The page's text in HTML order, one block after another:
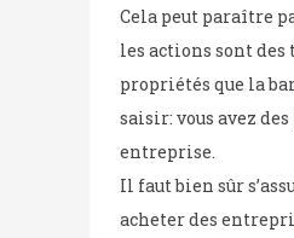
Cela peut paraître
les actions sont des
propriétés que la
saisir: vous avez des
entreprise.
Il faut bien sûr
acheter des